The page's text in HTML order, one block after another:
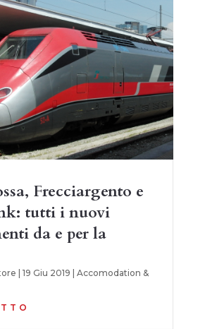
Frecciargento e
tutti i nuovi
da e per la
19 Giu 2019
Accomodation &